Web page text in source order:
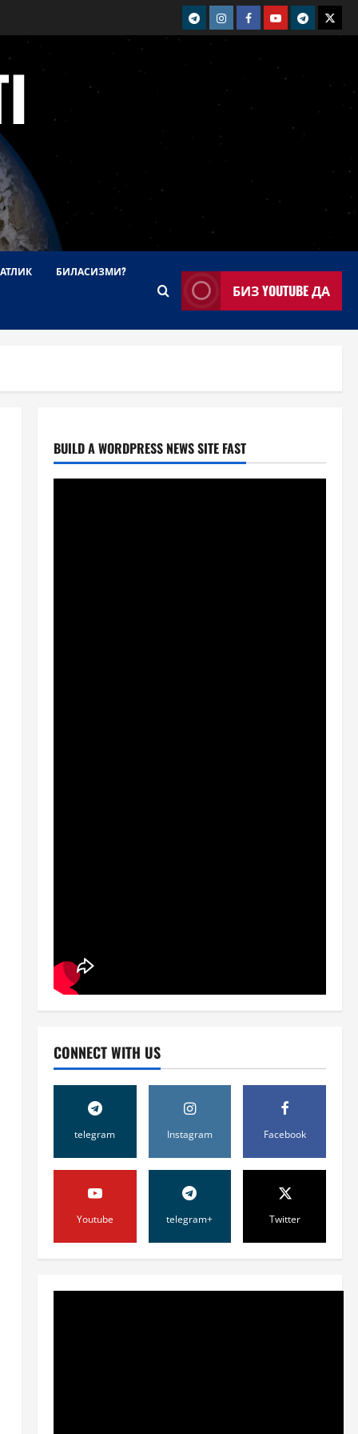
telegramInstagramFacebook
Youtubetelegram+
БИЛАСИЗМИ?
БИЗ YOUTUBE ДА
BUILD A WORDPRESS NEWS SITE FAST
CONNECT WITH US
telegram Instagram Facebook
Youtube telegram+ Twitter
Жамият